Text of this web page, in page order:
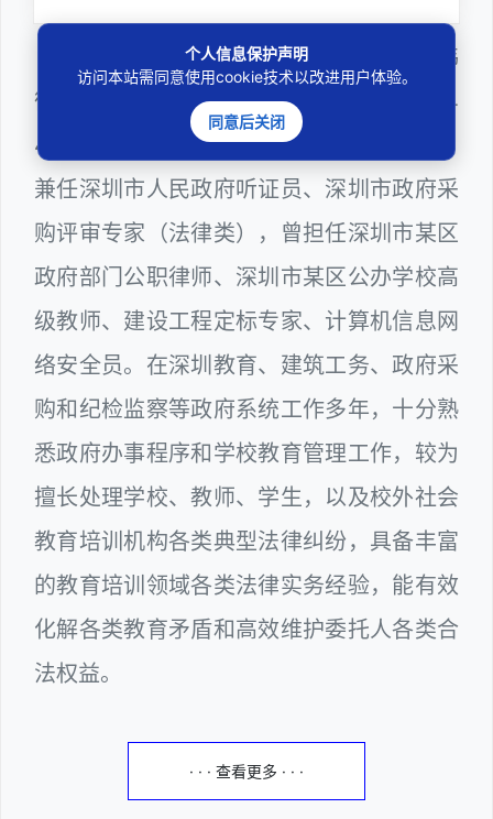
邓杰律师，法律硕士，执业于北京市炜
衡（深圳）律师事务所，律师执业证号为14
403201810022100。邓杰律师现（或曾）
兼任深圳市人民政府听证员、深圳市政府采
购评审专家（法律类），曾担任深圳市某区
政府部门公职律师、深圳市某区公办学校高
级教师、建设工程定标专家、计算机信息网
络安全员。在深圳教育、建筑工务、政府采
购和纪检监察等政府系统工作多年，十分熟
悉政府办事程序和学校教育管理工作，较为
擅长处理学校、教师、学生，以及校外社会
教育培训机构各类典型法律纠纷，具备丰富
的教育培训领域各类法律实务经验，能有效
化解各类教育矛盾和高效维护委托人各类合
法权益。
· · · 查看更多 · · ·
个人信息保护声明
访问本站需同意使用cookie技术以改进用户体验。
同意后关闭